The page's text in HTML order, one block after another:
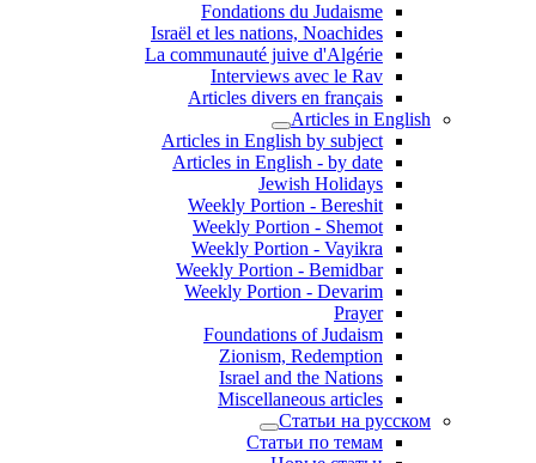
Fondations du Judaisme
Israël et les nations, Noachides
La communauté juive d'Algérie
Interviews avec le Rav
Articles divers en français
Articles in English
Articles in English by subject
Articles in English - by date
Jewish Holidays
Weekly Portion - Bereshit
Weekly Portion - Shemot
Weekly Portion - Vayikra
Weekly Portion - Bemidbar
Weekly Portion - Devarim
Prayer
Foundations of Judaism
Zionism, Redemption
Israel and the Nations
Miscellaneous articles
Статьи на русском
Статьи по темам